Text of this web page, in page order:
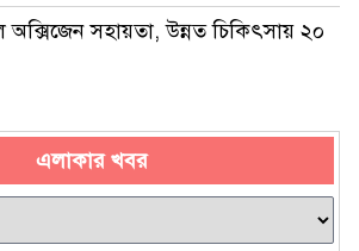
অক্সিজেন সহায়তা, উন্নত চিকিৎসায় ২০
এলাকার খবর